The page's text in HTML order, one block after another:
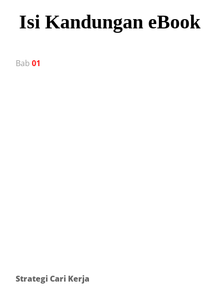
Isi Kandungan eBook
Bab 01
Strategi Cari Kerja